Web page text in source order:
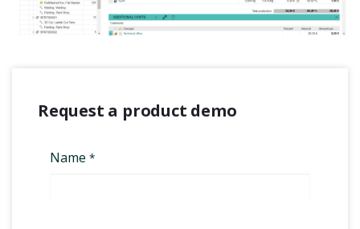
Request a product demo